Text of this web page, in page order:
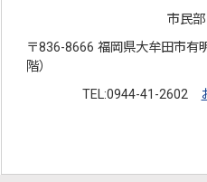
市民
〒836-8666 福岡県大牟田市有
階）
TEL:0944-41-2602